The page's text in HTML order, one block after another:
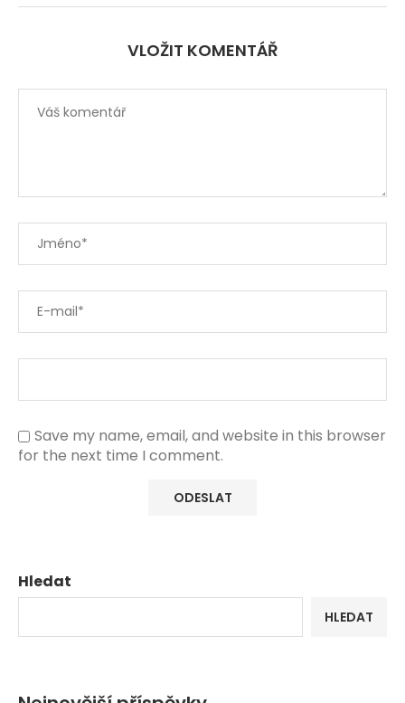
VLOŽIT KOMENTÁŘ
Save my name, email, and website in this browser
for the next time I comment.
Hledat
HLEDAT